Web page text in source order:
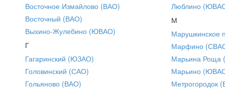
Восточное Измайлово (ВАО)
Восточный (ВАО)
Выхино-Жулебино (ЮВАО)
Г
Гагаринский (ЮЗАО)
Головинский (САО)
Гольяново (ВАО)
Люблино
М
Марушкинское
Марфино
Марьина Роща
Марьино
Метрогородок